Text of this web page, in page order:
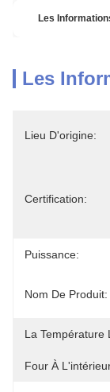
Les
Les
Lieu D'origine:
Certification:
Puissance:
Nom De Produit:
La Température
Four À